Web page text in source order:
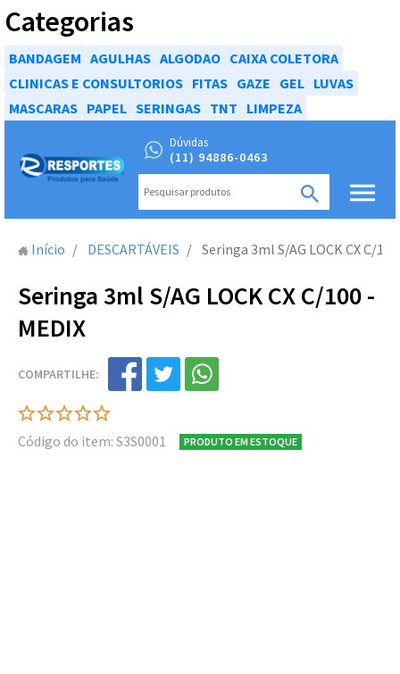
Categorias
BANDAGEM AGULHAS ALGODAO CAIXA COLETORA
CLINICAS E CONSULTORIOS FITAS GAZE GEL LUVAS
MASCARAS PAPEL SERINGAS TNT LIMPEZA
Dúvidas
(11) 94886-0463
Início DESCARTÁVEIS Seringa 3ml S/AG LOCK CX C/
Seringa 3ml S/AG LOCK CX C/100 -
MEDIX
COMPARTILHE:
Código do item: S3S0001 PRODUTO EM ESTOQUE